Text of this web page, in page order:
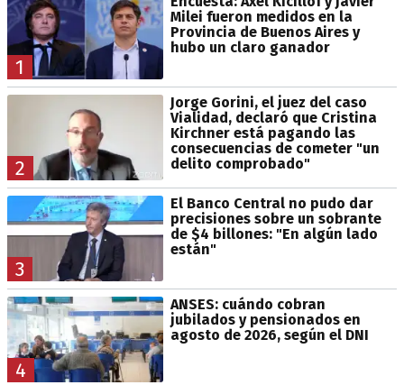
1
Milei fueron medidos en la
Provincia de Buenos Aires y
hubo un claro ganador
2
Jorge Gorini, el juez del caso
Vialidad, declaró que Cristina
Kirchner está pagando las
consecuencias de cometer "un
delito comprobado"
3
El Banco Central no pudo dar
precisiones sobre un sobrante
de $4 billones: "En algún lado
están"
4
ANSES: cuándo cobran
jubilados y pensionados en
agosto de 2026, según el DNI